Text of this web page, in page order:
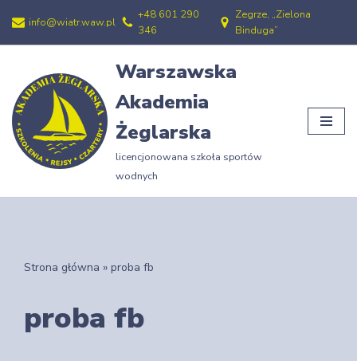
Przejdź
treści
info@wiatr.waw.pl
+48 601 290
346
Zegrze, „Zielona
Binduga”
Warszawska
Akademia
Żeglarska
licencjonowana szkoła sportów
wodnych
Strona główna » proba fb
proba fb